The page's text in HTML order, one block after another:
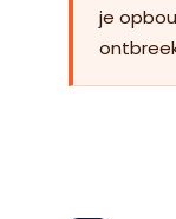
je